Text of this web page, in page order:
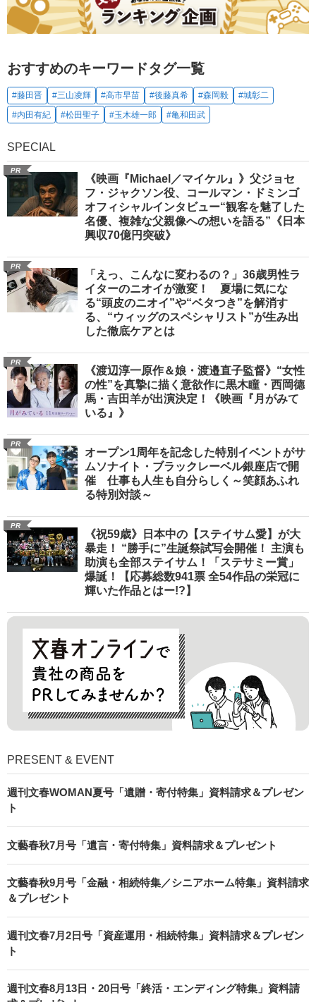
おすすめのキーワードタグ一覧
#藤田晋 #三山凌輝 #高市早苗 #後藤真希 #森岡毅
#城彰二
#内田有紀
#松田聖子 #玉木雄一郎 #亀和田武
SPECIAL
PR
《映画『Michael／マイケル』》父ジョセ
フ・ジャクソン役、コールマン・ドミンゴ
オフィシャルインタビュー“観客を魅了した
名優、複雑な父親像への想いを語る”《日本
興収70億円突破》
PR
「えっ、こんなに変わるの？」36歳男性ラ
イターのニオイが激変！ 夏場に気にな
る“頭皮のニオイ”や“ベタつき”を解消す
る、“ウィッグのスペシャリスト”が生み出
した徹底ケアとは
PR
《渡辺淳一原作＆娘・渡邉直子監督》“女性
の性”を真摯に描く意欲作に黒木瞳・西岡德
馬・吉田羊が出演決定！《映画『月がみて
いる』》
PR
オープン1周年を記念した特別イベントがサ
ムソナイト・ブラックレーベル銀座店で開
催 仕事も人生も自分らしく～笑顔あふれ
る特別対談～
PR
《祝59歳》日本中の【ステイサム愛】が大
暴走！ “勝手に”生誕祭試写会開催！ 主演も
助演も全部ステイサム！「ステサミー賞」
爆誕！【応募総数941票 全54作品の栄冠に
輝いた作品とはー!?】
PRESENT & EVENT
週刊文春WOMAN夏号「遺贈・寄付特集」資料請求＆プレゼン
ト
文藝春秋7月号「遺言・寄付特集」資料請求＆プレゼント
文藝春秋9月号「金融・相続特集／シニアホーム特集」資料請求
＆プレゼント
週刊文春7月2日号「資産運用・相続特集」資料請求＆プレゼン
ト
週刊文春8月13日・20日号「終活・エンディング特集」資料請